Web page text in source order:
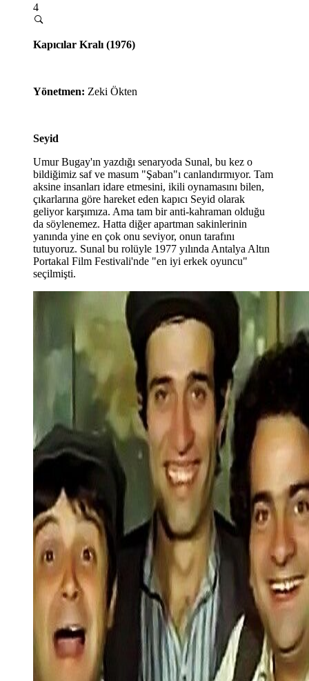
4
Kapıcılar Kralı (1976)
Yönetmen: Zeki Ökten
Seyid
Umur Bugay'ın yazdığı senaryoda Sunal, bu kez o
bildiğimiz saf ve masum "Şaban"ı canlandırmıyor. Tam
aksine insanları idare etmesini, ikili oynamasını bilen,
çıkarlarına göre hareket eden kapıcı Seyid olarak
geliyor karşımıza. Ama tam bir anti-kahraman olduğu
da söylenemez. Hatta diğer apartman sakinlerinin
yanında yine en çok onu seviyor, onun tarafını
tutuyoruz. Sunal bu rolüyle 1977 yılında Antalya Altın
Portakal Film Festivali'nde "en iyi erkek oyuncu"
seçilmişti.